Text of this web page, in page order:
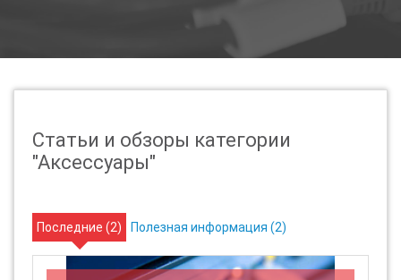
Статьи и обзоры категории
"Аксессуары"
Последние (2) Полезная информация (2)